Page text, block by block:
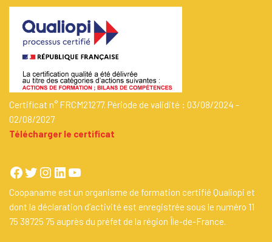
Certificat n° FRCM21277. Période de validité : 03/08/2024 -
02/08/2027
Télécharger le certificat
Coopaname est un organisme de formation certifié Qualiopi et
dont la déclaration d’activité est enregistrée sous le numéro 11
75 38725 75 auprès du préfet de la région Île-de-France.